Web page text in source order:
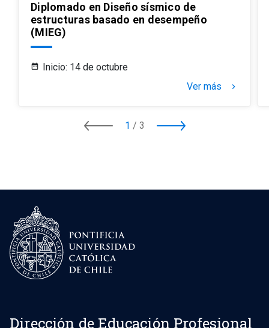
Diplomado en Diseño sísmico de
estructuras basado en desempeño
(MIEG)
Inicio: 14 de octubre
Ver más
keyboard_arrow_right
1 / 3
Dirección de Educación Profesional